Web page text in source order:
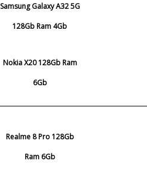
Samsung Galaxy A32 5G
128Gb Ram 4Gb
Nokia X20 128Gb Ram
6Gb
Realme 8 Pro 128Gb
Ram 6Gb